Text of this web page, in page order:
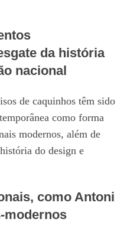
da história
nacional
de caquinhos têm sido
como forma
modernos, além de
do design e
como Antoni
modernos